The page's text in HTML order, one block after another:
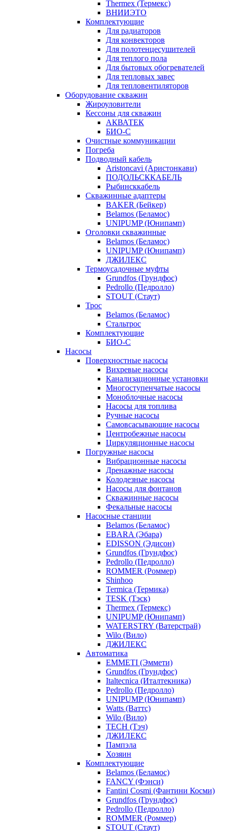
Thermex (Термекс)
ВНИИЭТО
Комплектующие
Для радиаторов
Для конвекторов
Для полотенцесушителей
Для теплого пола
Для бытовых обогревателей
Для тепловых завес
Для тепловентиляторов
Оборудование скважин
Жироуловители
Кессоны для скважин
АКВАТЕК
БИО-С
Очистные коммуникации
Погреба
Подводный кабель
Aristoncavi (Аристонкави)
ПОДОЛЬСККАБЕЛЬ
Рыбинсккабель
Скважинные адаптеры
BAKER (Бейкер)
Belamos (Беламос)
UNIPUMP (Юнипамп)
Оголовки скважинные
Belamos (Беламос)
UNIPUMP (Юнипамп)
ДЖИЛЕКС
Термоусадочные муфты
Grundfos (Грундфос)
Pedrollo (Педролло)
STOUT (Стаут)
Трос
Belamos (Беламос)
Стальтрос
Комплектующие
БИО-С
Насосы
Поверхностные насосы
Вихревые насосы
Канализационные установки
Многоступенчатые насосы
Моноблочные насосы
Насосы для топлива
Ручные насосы
Самовсасывающие насосы
Центробежные насосы
Циркуляционные насосы
Погружные насосы
Вибрационные насосы
Дренажные насосы
Колодезные насосы
Насосы для фонтанов
Скважинные насосы
Фекальные насосы
Насосные станции
Belamos (Беламос)
EBARA (Эбара)
EDISSON (Эдисон)
Grundfos (Грундфос)
Pedrollo (Педролло)
ROMMER (Роммер)
Shinhoo
Termica (Термика)
TESK (Тэск)
Thermex (Термекс)
UNIPUMP (Юнипамп)
WATERSTRY (Ватерстрай)
Wilo (Вило)
ДЖИЛЕКС
Автоматика
EMMETI (Эммети)
Grundfos (Грундфос)
Italtecnica (Италтекника)
Pedrollo (Педролло)
UNIPUMP (Юнипамп)
Watts (Ваттс)
Wilo (Вило)
TECH (Тэч)
ДЖИЛЕКС
Пампэла
Хозяин
Комплектующие
Belamos (Беламос)
FANCY (Фэнси)
Fantini Cosmi (Фантини Косми)
Grundfos (Грундфос)
Pedrollo (Педролло)
ROMMER (Роммер)
STOUT (Стаут)